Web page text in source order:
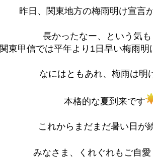
昨日、関東地方の梅雨明け宣言
長かったなー、という気
関東甲信では平年より1日早い梅雨
なにはともあれ、梅雨は明
本格的な夏到来です
これからまだまだ暑い日が
みなさま、くれぐれもご自